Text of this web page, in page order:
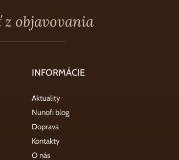
z objavovania
INFORMÁCIE
Aktuality
Nunofi blog
Doprava
Kontakty
O nás